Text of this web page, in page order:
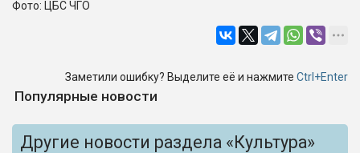
Фото: ЦБС ЧГО
Заметили ошибку? Выделите её и нажмите Ctrl+Enter
Популярные новости
Другие новости раздела «Культура»